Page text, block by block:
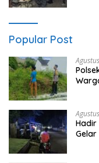
Popular Post
Hadir
Gelar